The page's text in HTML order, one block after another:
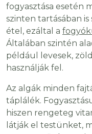
fogyasztása esetén
szinten tartásában
étel, ezáltal a
Általában szintén
például levesek,
használják fel.
Az algák minden
táplálék.
hiszen rengeteg
látják el testünket,